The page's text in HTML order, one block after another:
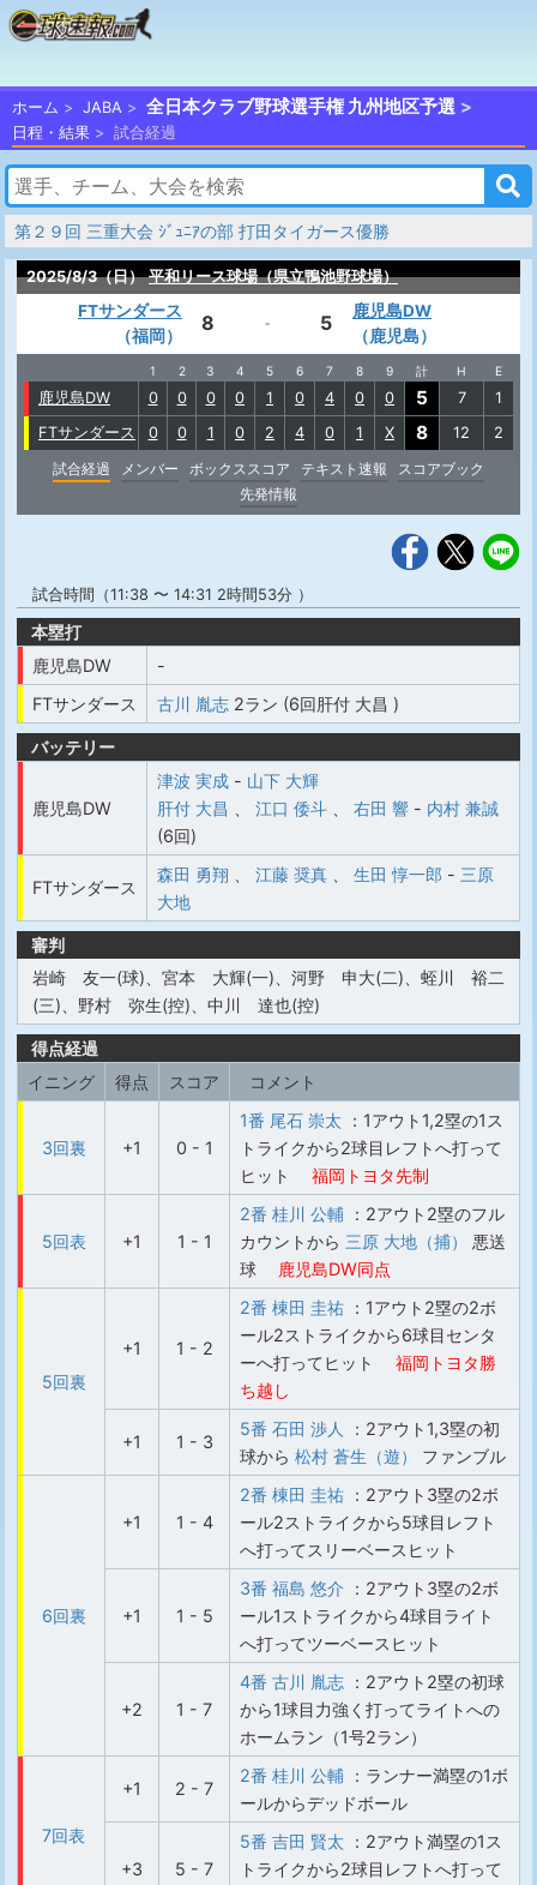
ホーム JABA 全日本クラブ野球選手権 九州地区予選
日程・結果 試合経過
第２９回 三重大会 ｼﾞｭﾆｱの部 打田タイガース優勝
2025/8/3（日） 平和リース球場（県立鴨池野球場）
FTサンダース
（福岡）
8 - 5
鹿児島DW
（鹿児島）
1 2 3 4 5 6 7 8 9 計 H E
鹿児島DW 0 0 0 0 1 0 4 0 0 5 7
1
FTサンダース
0 0 1 0 2 4 0 1 X 8 12
2
試合経過
メンバー ボックススコア テキスト速報
スコアブック
先発情報
試合時間（11:38 〜 14:31 2時間53分 ）
本塁打
鹿児島DW
-
FTサンダース
古川 胤志 2ラン (6回肝付 大昌 )
バッテリー
鹿児島DW
津波 実成 - 山下 大輝
肝付 大昌
江口 倭斗 右田 響 - 内村 兼誠
(6回)
FTサンダース
森田 勇翔 江藤 奨真 生田 惇一郎 - 三原
大地
審判
岩崎 友一(球)、宮本 大輝(一)、河野 申大(二)、蛭川 裕二
(三)、野村 弥生(控)、中川 達也(控)
得点経過
イニング
得点 スコア コメント
3回裏 +1 0 - 1
1番 尾石 崇太 ：1アウト1,2塁の1ス
トライクから2球目レフトへ打って
ヒット
福岡トヨタ先制
5回表 +1 1 - 1
2番 桂川 公輔 ：2アウト2塁のフル
カウントから 三原 大地（捕）
悪送
球
鹿児島DW同点
5回裏
+1 1 - 2
2番 棟田 圭祐 ：1アウト2塁の2ボ
ール2ストライクから6球目センタ
ーへ打ってヒット
福岡トヨタ勝
ち越し
+1 1 - 3
5番 石田 渉人
：2アウト1,3塁の初
球から 松村 蒼生（遊） ファンブル
6回裏
+1 1 - 4
2番 棟田 圭祐 ：2アウト3塁の2ボ
ール2ストライクから5球目レフト
へ打ってスリーベースヒット
+1 1 - 5
3番 福島 悠介 ：2アウト3塁の2ボ
ール1ストライクから4球目ライト
へ打ってツーベースヒット
+2 1 - 7
4番 古川 胤志 ：2アウト2塁の初球
から1球目力強く打ってライトへの
ホームラン（1号2ラン）
7回表
+1 2 - 7
2番 桂川 公輔 ：ランナー満塁の1ボ
ールからデッドボール
+3 5 - 7
5番 吉田 賢太 ：2アウト満塁の1ス
トライクから2球目レフトへ打って